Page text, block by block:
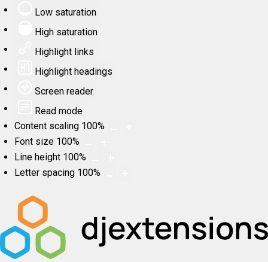
Low saturation
High saturation
Highlight links
Highlight headings
Screen reader
Read mode
Content scaling 100%
Font size 100%
Line height 100%
Letter spacing 100%